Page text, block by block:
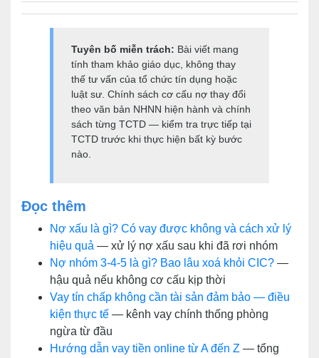
Tuyên bố miễn trách: Bài viết mang
tính tham khảo giáo dục, không thay
thế tư vấn của tổ chức tín dụng hoặc
luật sư. Chính sách cơ cấu nợ thay đổi
theo văn bản NHNN hiện hành và chính
sách từng TCTD — kiểm tra trực tiếp tại
TCTD trước khi thực hiện bất kỳ bước
nào.
Đọc thêm
Nợ xấu là gì? Có vay được không và cách xử lý
hiệu quả — xử lý nợ xấu sau khi đã rơi nhóm
Nợ nhóm 3-4-5 là gì? Bao lâu xoá khỏi CIC? —
hậu quả nếu không cơ cấu kịp thời
Vay tín chấp không cần tài sản đảm bảo — điều
kiện thực tế — kênh vay chính thống phòng
ngừa từ đầu
Hướng dẫn vay tiền online từ A đến Z — tổng